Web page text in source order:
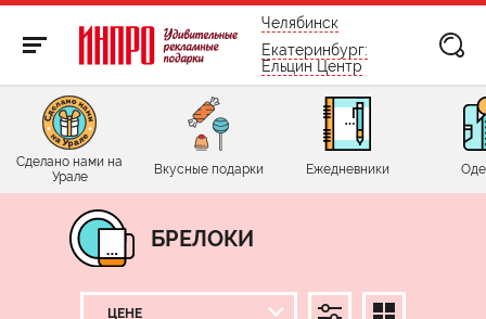
бесплатно по России
Челябинск
Екатеринбург:
Ельцин Центр
Сделано нами на
Урале
Вкусные подарки Ежедневники
БРЕЛОКИ